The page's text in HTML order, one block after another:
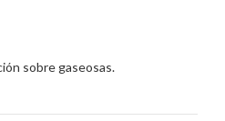
sobre gaseosas.